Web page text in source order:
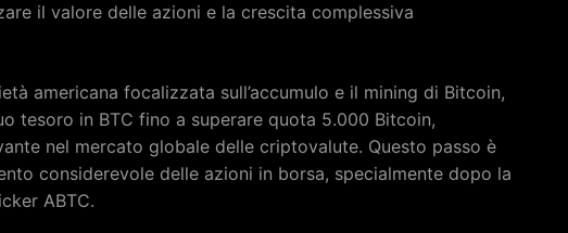
il valore delle azioni e la crescita complessiva
americana focalizzata sull’accumulo e il mining di Bitcoin,
tesoro in BTC fino a superare quota 5.000 Bitcoin,
nel mercato globale delle criptovalute. Questo passo è
considerevole delle azioni in borsa, specialmente dopo la
ABTC.